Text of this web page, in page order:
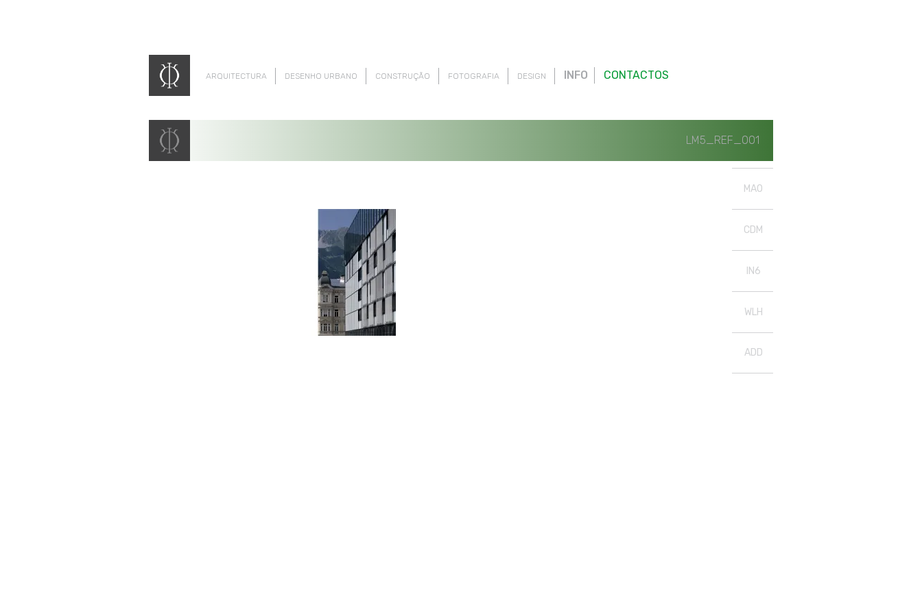
ARQUITECTURA DESENHO URBANO CONSTRUÇÃO FOTOGRAFIA DESIGN INFO CONTACTOS
LM5_REF_001
MAO
CDM
IN6
WLH
ADD